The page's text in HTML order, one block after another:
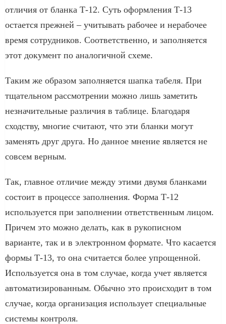
отличия от бланка Т-12. Суть оформления Т-13
остается прежней – учитывать рабочее и нерабочее
время сотрудников. Соответственно, и заполняется
этот документ по аналогичной схеме.
Таким же образом заполняется шапка табеля. При
тщательном рассмотрении можно лишь заметить
незначительные различия в таблице. Благодаря
сходству, многие считают, что эти бланки могут
заменять друг друга. Но данное мнение является не
совсем верным.
Так, главное отличие между этими двумя бланками
состоит в процессе заполнения. Форма Т-12
используется при заполнении ответственным лицом.
Причем это можно делать, как в рукописном
варианте, так и в электронном формате. Что касается
формы Т-13, то она считается более упрощенной.
Используется она в том случае, когда учет является
автоматизированным. Обычно это происходит в том
случае, когда организация использует специальные
системы контроля.